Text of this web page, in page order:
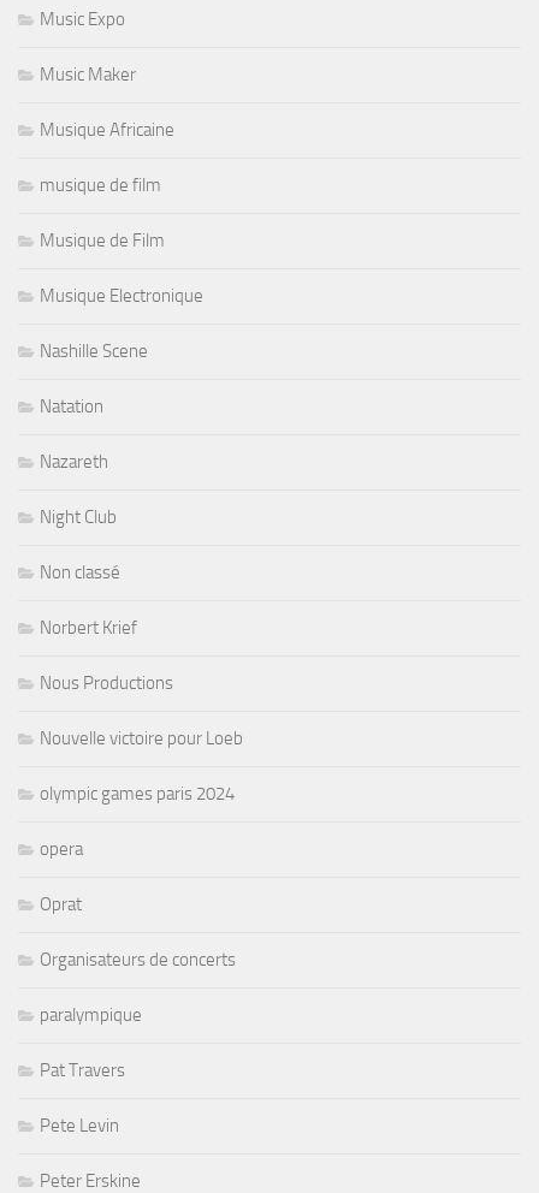
Music Expo
Music Maker
Musique Africaine
musique de film
Musique de Film
Musique Electronique
Nashille Scene
Natation
Nazareth
Night Club
Non classé
Norbert Krief
Nous Productions
Nouvelle victoire pour Loeb
olympic games paris 2024
opera
Oprat
Organisateurs de concerts
paralympique
Pat Travers
Pete Levin
Peter Erskine